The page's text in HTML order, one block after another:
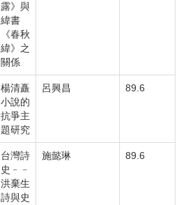
露》與
緯書
《春秋
緯》之
關係
楊清矗
小說的
抗爭主
題研究
呂興昌 89.6
台灣詩
史﹣﹣
洪棄生
詩與史
施懿琳 89.6